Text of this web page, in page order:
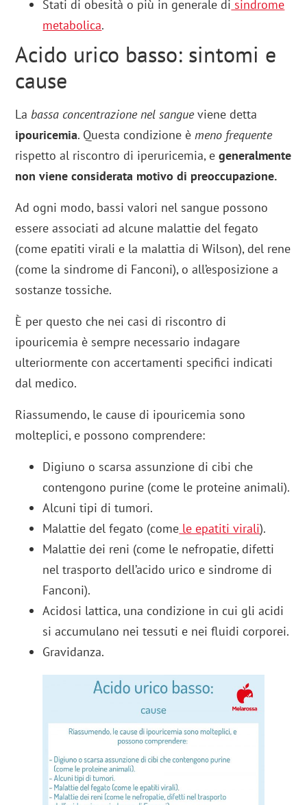
Stati di obesità o più in generale di sindrome
metabolica.
Acido urico basso: sintomi e
cause
La bassa concentrazione nel sangueviene detta
ipouricemia. Questa condizione èmeno frequente
rispetto al riscontro di iperuricemia, e generalmente
non viene considerata motivo di preoccupazione.
Ad ogni modo, bassi valori nel sangue possono
essere associati ad alcune malattie del fegato
(come epatiti virali e la malattia di Wilson), del rene
(come la sindrome di Fanconi), o all’esposizione a
sostanze tossiche.
È per questo che nei casi di riscontro di
ipouricemia è sempre necessario indagare
ulteriormente con accertamenti specifici indicati
dal medico.
Riassumendo, le cause di ipouricemia sono
molteplici, e possono comprendere:
Digiuno o scarsa assunzione di cibi che
contengono purine (come le proteine animali).
Alcuni tipi di tumori.
Malattie del fegato (come le epatiti virali).
Malattie dei reni (come le nefropatie, difetti
nel trasporto dell’acido urico e sindrome di
Fanconi).
Acidosi lattica, una condizione in cui gli acidi
si accumulano nei tessuti e nei fluidi corporei.
Gravidanza.